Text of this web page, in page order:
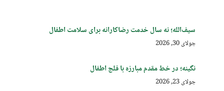
سیف‌الله؛ نه سال خدمت رضاکارانه برای سلامت اطفال
جولای 30, 2026
نگینه؛ در خط مقدم مبارزه با فلج اطفال
جولای 23, 2026